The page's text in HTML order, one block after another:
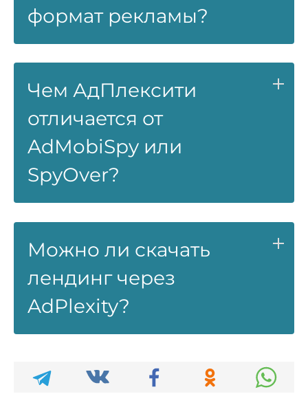
формат рекламы?
Чем АдПлексити
отличается от
AdMobiSpy или
SpyOver?
Можно ли скачать
лендинг через
AdPlexity?